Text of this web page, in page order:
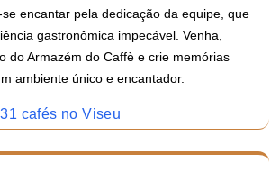
encantar pela dedicação da equipe, que
gastronômica impecável. Venha,
do Armazém do Caffè e crie memórias
ambiente único e encantador.
cafés no Viseu